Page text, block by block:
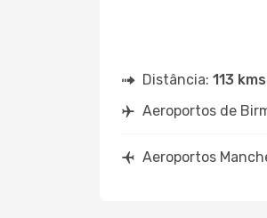
Distância: 113 kms
Aeroportos de
Aeroportos